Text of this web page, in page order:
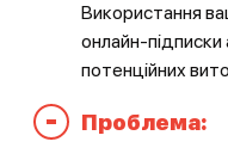
Використання
онлайн-
потенційних
- Проблема: